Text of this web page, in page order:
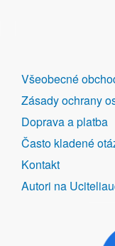
DALŠÍ
ODKAZY
Všeobecné
Zásady ochrany
Doprava a platba
Často kladené
Kontakt
Autori na